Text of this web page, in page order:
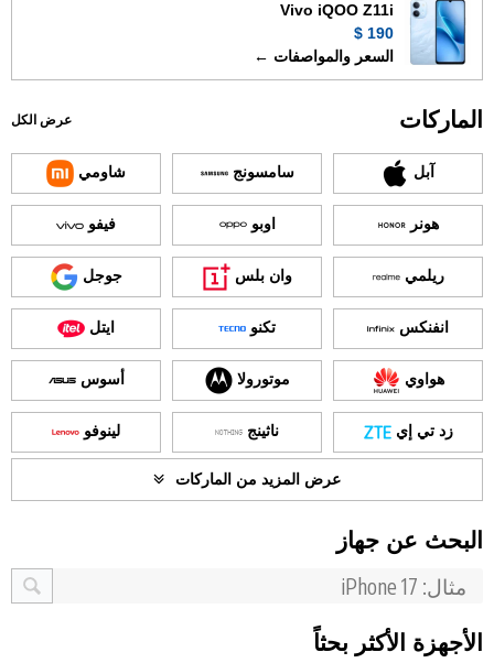
Vivo iQOO Z11i
190 $
السعر والمواصفات ←
الماركات عرض الكل
آبل سامسونج شاومي
هونر اوبو فيفو
ريلمي وان بلس جوجل
انفنكس تكنو ايتل
هواوي موتورولا أسوس
زد تي إي ناثينج لينوفو
عرض المزيد من الماركات
البحث عن جهاز
الأجهزة الأكثر بحثاً